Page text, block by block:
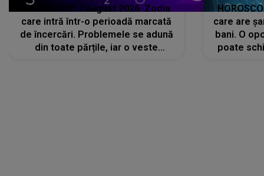
HOROSCOP 7 august 2026. Zodia
care intră într-o perioadă marcată
de încercări. Problemele se adună
din toate părțile, iar o veste
care are
bani. O
poate